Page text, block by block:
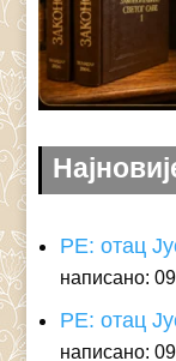
РЕ: отац
написано:
РЕ: отац
написано: